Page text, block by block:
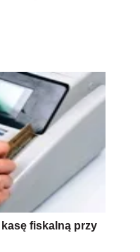
fiskalną przy